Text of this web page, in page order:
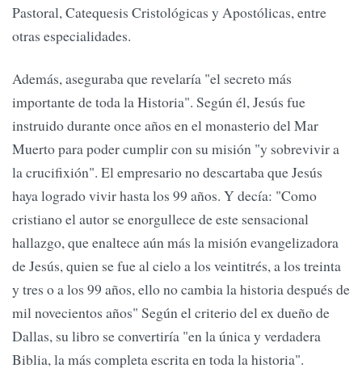
Pastoral, Catequesis Cristológicas y Apostólicas, entre
otras especialidades.
Además, aseguraba que revelaría "el secreto más
importante de toda la Historia". Según él, Jesús fue
instruido durante once años en el monasterio del Mar
Muerto para poder cumplir con su misión "y sobrevivir a
la crucifixión". El empresario no descartaba que Jesús
haya logrado vivir hasta los 99 años. Y decía: "Como
cristiano el autor se enorgullece de este sensacional
hallazgo, que enaltece aún más la misión evangelizadora
de Jesús, quien se fue al cielo a los veintitrés, a los treinta
y tres o a los 99 años, ello no cambia la historia después de
mil novecientos años" Según el criterio del ex dueño de
Dallas, su libro se convertiría "en la única y verdadera
Biblia, la más completa escrita en toda la historia".